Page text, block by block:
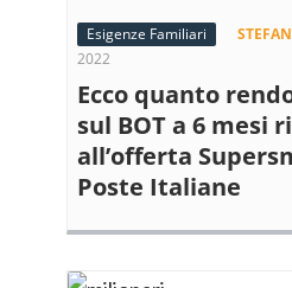
Esigenze Familiari
2022
Ecco quanto
sul BOT a 6 mesi
all’offerta
Poste Italiane